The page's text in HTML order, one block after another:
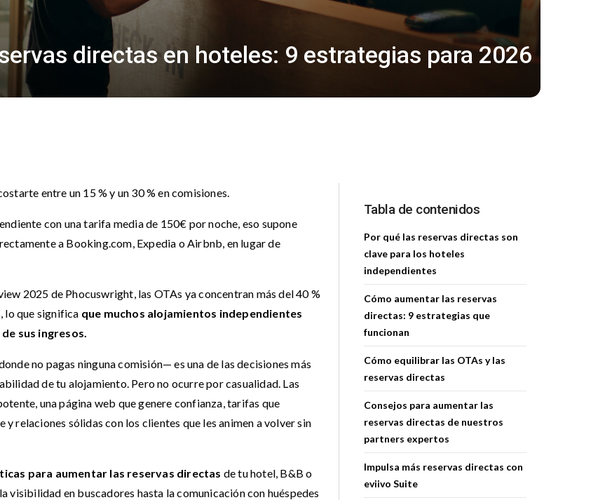
directas en hoteles: 9 estrategias para 2026
entre un 15 % y un 30 % en comisiones.
con una tarifa media de 150€ por noche, eso supone
a Booking.com, Expedia o Airbnb, en lugar de
2025 de Phocuswright, las OTAs ya concentran más del 40 %
lo que significa que muchos alojamientos independientes
sus ingresos.
no pagas ninguna comisión— es una de las decisiones más
de tu alojamiento. Pero no ocurre por casualidad. Las
una página web que genere confianza, tarifas que
relaciones sólidas con los clientes que les animen a volver sin
para aumentar las reservas directas de tu hotel, B&B o
visibilidad en buscadores hasta la comunicación con huéspedes
Tabla de contenidos
Por qué las reservas directas son
clave para los hoteles
independientes
Cómo aumentar las reservas
directas: 9 estrategias que
funcionan
Cómo equilibrar las OTAs y las
reservas directas
Consejos para aumentar las
reservas directas de nuestros
partners expertos
Impulsa más reservas directas con
eviivo Suite